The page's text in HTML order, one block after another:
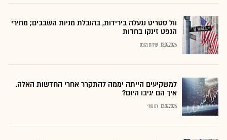
וול סטריט ננעלה בירידות, בהובלת מניות השבבים; מחירי
הנפט זינקו בחדות
13.07.2026 שירות גלובס
למשקיעים הייתה יממה להתקרר אחרי החדשות האלה.
איך הם יגיבו היום?
13.07.2026 רם מורי